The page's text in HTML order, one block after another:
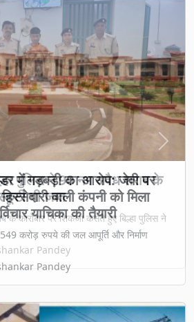
में गड़बड़ी का आरोप: जेवी पर
वाली कंपनी को मिला
याचिका की तैयारी
करोड़ रुपये की जल आपूर्ति और निर्माण
Pandey
Next